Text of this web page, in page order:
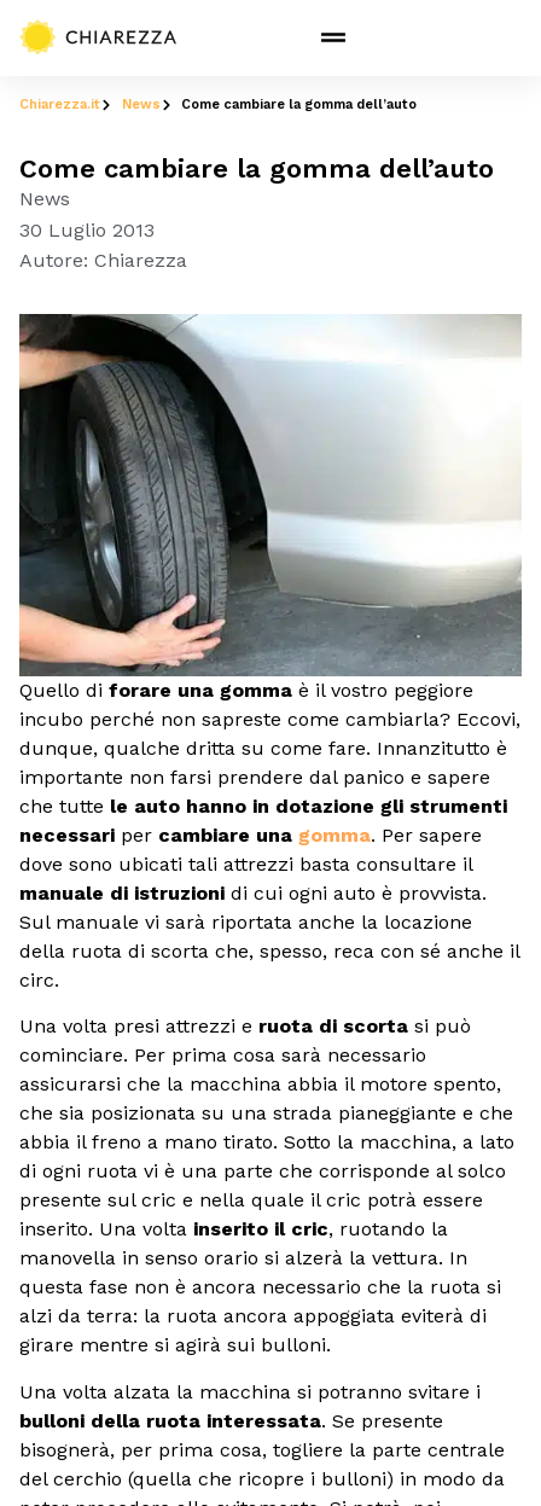
Chiarezza.it News Come cambiare la gomma dell’auto
Come cambiare la gomma dell’auto
News
30 Luglio 2013
Autore: Chiarezza
Quello di forare una gomma è il vostro peggiore
incubo perché non sapreste come cambiarla? Eccovi,
dunque, qualche dritta su come fare. Innanzitutto è
importante non farsi prendere dal panico e sapere
che tutte le auto hanno in dotazione gli strumenti
necessari per cambiare una gomma. Per sapere
dove sono ubicati tali attrezzi basta consultare il
manuale di istruzioni di cui ogni auto è provvista.
Sul manuale vi sarà riportata anche la locazione
della ruota di scorta che, spesso, reca con sé anche il
circ.
Una volta presi attrezzi e ruota di scorta si può
cominciare. Per prima cosa sarà necessario
assicurarsi che la macchina abbia il motore spento,
che sia posizionata su una strada pianeggiante e che
abbia il freno a mano tirato. Sotto la macchina, a lato
di ogni ruota vi è una parte che corrisponde al solco
presente sul cric e nella quale il cric potrà essere
inserito. Una volta inserito il cric, ruotando la
manovella in senso orario si alzerà la vettura. In
questa fase non è ancora necessario che la ruota si
alzi da terra: la ruota ancora appoggiata eviterà di
girare mentre si agirà sui bulloni.
Una volta alzata la macchina si potranno svitare i
bulloni della ruota interessata. Se presente
bisognerà, per prima cosa, togliere la parte centrale
del cerchio (quella che ricopre i bulloni) in modo da